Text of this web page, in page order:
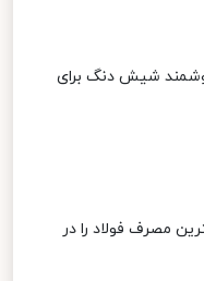
شیش دنگ برای
مصرف فولاد را در